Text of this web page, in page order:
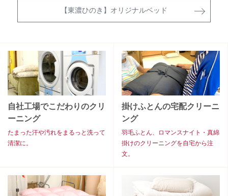
【東濃ひのき】オリジナルベッド
自社工場でこだわりのクリ
ーニング
たまった汗や汚れをまるっと洗って
清潔に。
掛けふとんの宅配クリーニ
ング
羽毛ふとん、ロマンスナイト・真綿
掛けのクリーニングを自宅から注
文。